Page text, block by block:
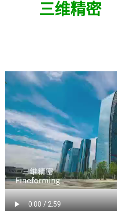
三维精密